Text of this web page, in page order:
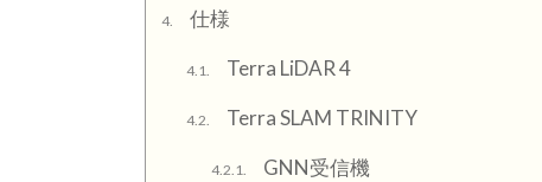
4. 仕様
4.1. Terra LiDAR 4
4.2. Terra SLAM TRINITY
4.2.1. GNN受信機